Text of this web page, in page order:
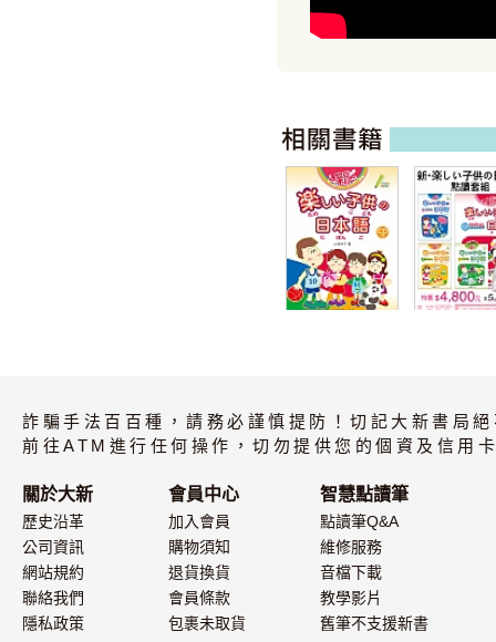
白/
電版)
詐騙手法百百種，請務必謹慎提防！切記大新書局
前往ATM進行任何操作，切勿提供您的個資及信用
關於大新
歷史沿革
公司資訊
網站規約
聯絡我們
隱私政策
會員中心
加入會員
購物須知
退貨換貨
會員條款
包裹未取貨
智慧點讀筆
點讀筆Q&A
維修服務
音檔下載
教學影片
舊筆不支援新書